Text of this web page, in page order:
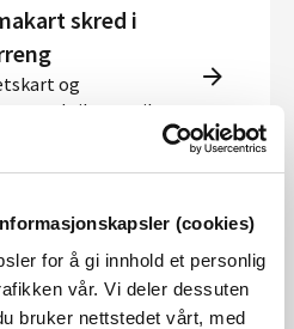
(cookies)
for å gi innhold et personlig
vår. Vi deler dessuten
bruker nettstedet vårt, med
skred i
og
med tilgang til
I BRATT TERRENG